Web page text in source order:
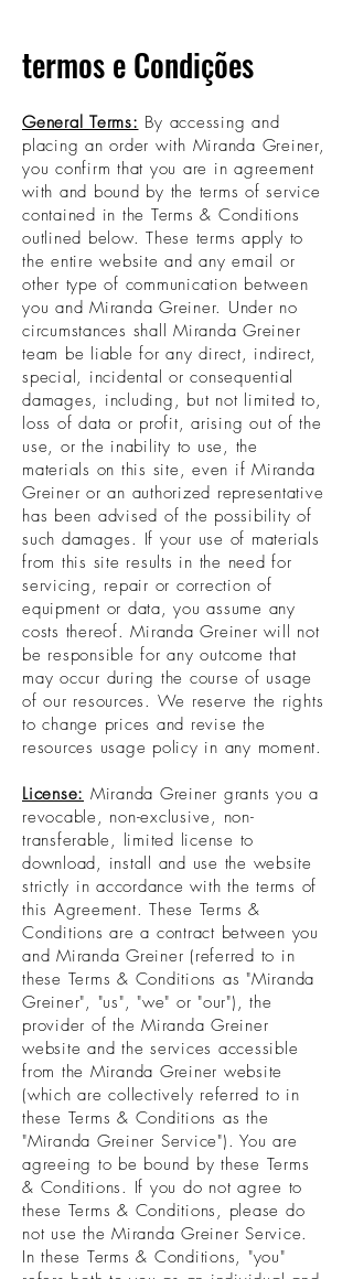
General Terms: By accessing and
placing an order with Miranda Greiner,
you confirm that you are in agreement
with and bound by the terms of service
contained in the Terms & Conditions
outlined below. These terms apply to
the entire website and any email or
other type of communication between
you and Miranda Greiner. Under no
circumstances shall Miranda Greiner
team be liable for any direct, indirect,
special, incidental or consequential
damages, including, but not limited to,
loss of data or profit, arising out of the
use, or the inability to use, the
materials on this site, even if Miranda
Greiner or an authorized representative
has been advised of the possibility of
such damages. If your use of materials
from this site results in the need for
servicing, repair or correction of
equipment or data, you assume any
costs thereof. Miranda Greiner will not
be responsible for any outcome that
may occur during the course of usage
of our resources. We reserve the rights
to change prices and revise the
resources usage policy in any moment.
License: Miranda Greiner grants you a
revocable, non-exclusive, non-
transferable, limited license to
download, install and use the website
strictly in accordance with the terms of
this Agreement. These Terms &
Conditions are a contract between you
and Miranda Greiner (referred to in
these Terms & Conditions as "Miranda
Greiner", "us", "we" or "our"), the
provider of the Miranda Greiner
website and the services accessible
from the Miranda Greiner website
(which are collectively referred to in
these Terms & Conditions as the
"Miranda Greiner Service"). You are
agreeing to be bound by these Terms
& Conditions. If you do not agree to
these Terms & Conditions, please do
not use the Miranda Greiner Service.
In these Terms & Conditions, "you"
termos e Condições